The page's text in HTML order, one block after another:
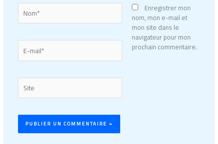
Nom*
E-
mail*
Site
Enregistrer mon
nom, mon e-mail et
mon site dans le
navigateur pour mon
prochain commentaire.